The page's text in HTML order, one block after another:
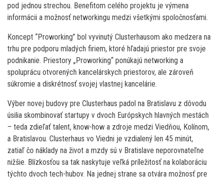
pod jednou strechou. Benefitom celého projektu je výmena
informácii a možnosť networkingu medzi všetkými spoločnosťami.
Koncept “Proworking” bol vyvinutý Clusterhausom ako medzera na
trhu pre podporu mladých firiem, ktoré hľadajú priestor pre svoje
podnikanie. Priestory „Proworking“ ponúkajú networking a
spoluprácu otvorených kancelárskych priestorov, ale zároveň
súkromie a diskrétnosť svojej vlastnej kancelárie.
Výber novej budovy pre Clusterhaus padol na Bratislavu z dôvodu
úsilia skombinovať startupy v dvoch Európskych hlavných mestách
– teda zdieľať talent, know-how a zdroje medzi Viedňou, Kolínom,
a Bratislavou. Clusterhaus vo Viedni je vzdialený len 45 minút,
zatiaľ čo náklady na život a mzdy sú v Bratislave neporovnateľne
nižšie. Blízkosťou sa tak naskytuje veľká príležitosť na kolaboráciu
týchto dvoch tech-hubov. Na jednej strane sa otvára možnosť pre